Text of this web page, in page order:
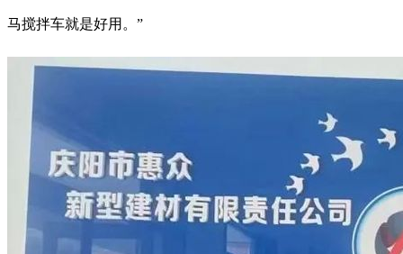
马搅拌车就是好用。”